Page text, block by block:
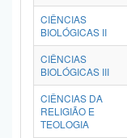
CIÊNCIAS
BIOLÓGICAS II
CIÊNCIAS
BIOLÓGICAS III
CIÊNCIAS DA
RELIGIÃO E
TEOLOGIA